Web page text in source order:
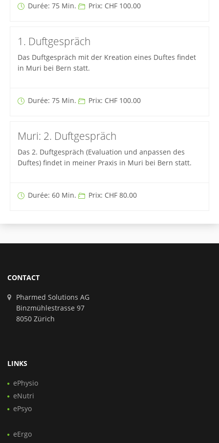
Durée: 75 Min. Prix: CHF 100.00
1. Duftgespräch
Das Duftgespräch mit der Kreation eines Duftes findet
in Muri bei Bern statt.
Durée: 75 Min. Prix: CHF 100.00
Muri: 2. Duftgespräch
Das 2. Duftgespräch (Evaluation und anpassen des
Duftes) findet in meiner Praxis in Muri bei Bern statt.
Durée: 60 Min. Prix: CHF 80.00
CONTACT
Pharmed Solutions AG
Binzmühlestrasse 97
8050 Zürich
LINKS
ePhysio
eNutri
ePsyo
eErgo